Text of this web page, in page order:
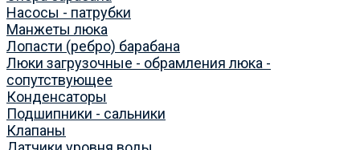
Насосы - патрубки
Манжеты люка
Лопасти (ребро) барабана
Люки загрузочные - обрамления люка -
сопутствующее
Конденсаторы
Подшипники - сальники
Клапаны